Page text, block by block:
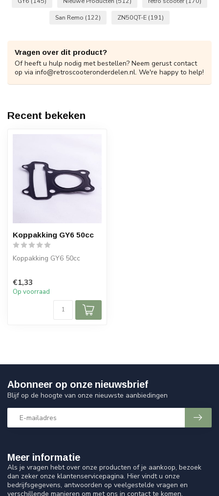
San Remo (122) ZN50QT-E (191)
Vragen over dit product?
Of heeft u hulp nodig met bestellen? Neem gerust contact
op via info@retroscooteronderdelen.nl. We're happy to help!
Recent bekeken
Koppakking GY6 50cc
Koppakking GY6 50cc
€1,33
Op voorraad
Meer informatie
Als je vragen hebt over onze producten of je aankoop, bezoek
dan zeker onze klantenservicepagina. Hier vindt u onze
bedrijfsgegevens, antwoorden op veelgestelde vragen en
verschillende manieren om met ons in contact te komen.
Abonneer op onze nieuwsbrief
Blijf op de hoogte van onze nieuwste aanbiedingen